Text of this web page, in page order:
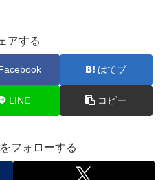
アする
はてブ
LINE コピー
フォローする